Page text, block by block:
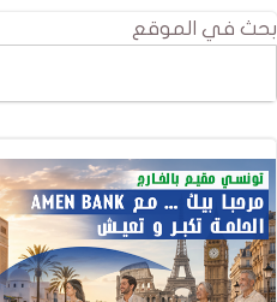
بحث في الموقع